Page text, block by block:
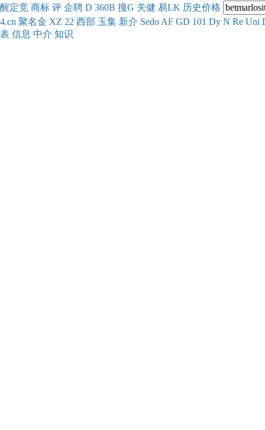
醒定竞 商标 评 企聘 D 360B 搜G 关健 易LK 历史价格
4.cn 聚名金 XZ 22 西部 玉集 新介 Sedo AF GD 101 Dy N Re Uni
表 信息 中介 知识